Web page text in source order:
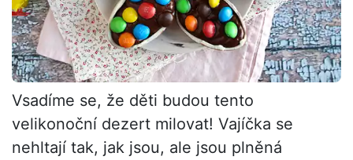
Vsadíme se, že děti budou tento
velikonoční dezert milovat! Vajíčka se
nehltají tak, jak jsou, ale jsou plněná